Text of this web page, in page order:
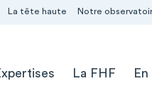
La tête haute Notre
La FHF